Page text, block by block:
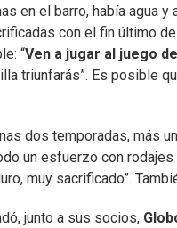
en el barro, había agua
con el fin último
“Ven a jugar al juego
triunfarás”. Es posible
dos temporadas, más
un esfuerzo con
muy sacrificado”.
junto a sus socios,